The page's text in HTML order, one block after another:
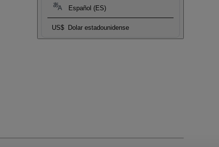
Español (ES)
US$ Dolar estadounidense